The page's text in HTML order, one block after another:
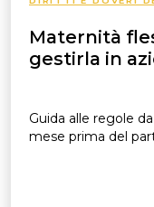
Maternità
gestirla in
Guida alle regole
mese prima del